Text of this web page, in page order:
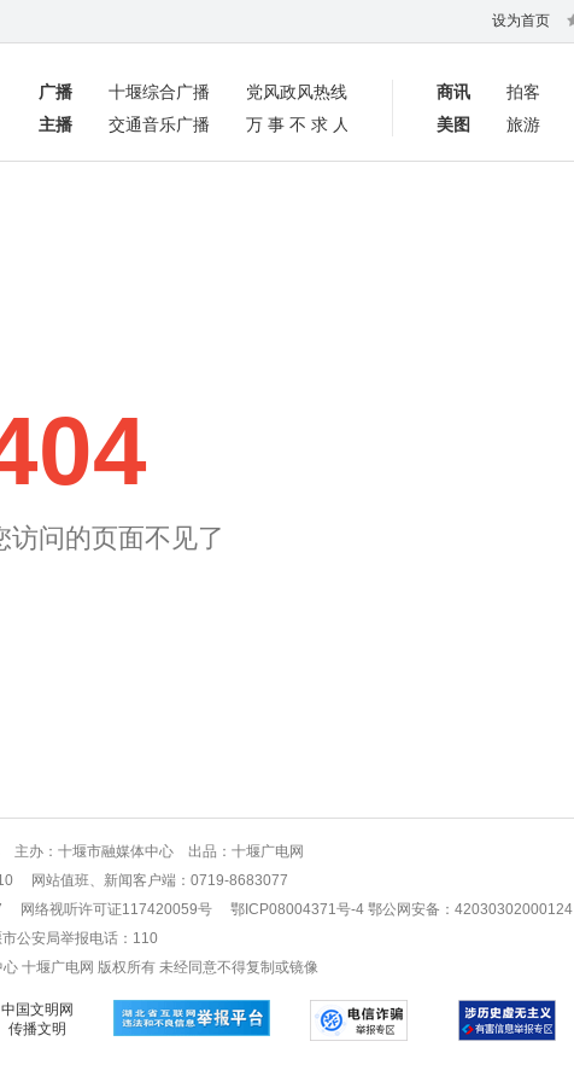
设为首页
广播 十堰综合广播
党风政风热线
主播
交通音乐广播 万事不求人
商讯 拍客
美图
旅游
访问的页面不见了
主办：十堰市融媒体中心 出品：十堰广电网
网站值班、新闻客户端：0719-8683077
网络视听许可证117420059号 鄂ICP08004371号-4 鄂公网安备：42030302000124
公安局举报电话：110
十堰广电网 版权所有 未经同意不得复制或镜像
中国文明网
传播文明